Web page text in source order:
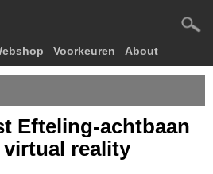
Voorkeuren About
Efteling-achtbaan
virtual reality